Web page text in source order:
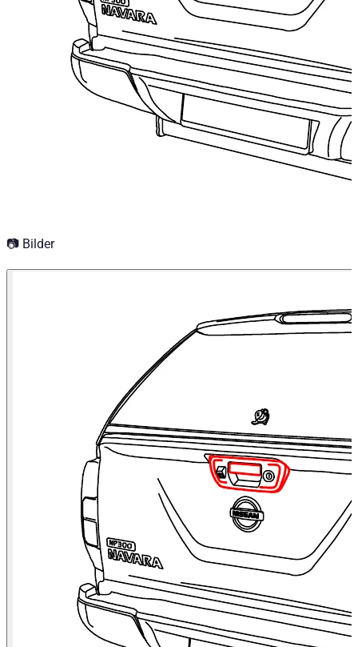
Accessoires de Pick-up
Systèmes de rangement et d'arrimage
📷 Bilder